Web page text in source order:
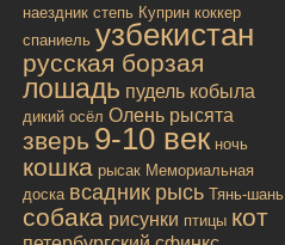
наездник степь Куприн коккер
спаниель узбекистан
русская борзая
лошадь пудель кобыла
дикий осёл Олень рысята
зверь 9-10 век ночь
кошка рысак Мемориальная
доска всадник рысь Тянь-шань
собака рисунки птицы кот